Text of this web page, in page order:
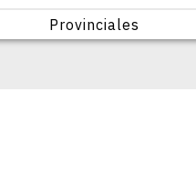
Provinciales